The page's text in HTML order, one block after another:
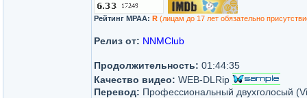
Рейтинг MPAA: R (лицам до 17 лет обязательно
Релиз от: NNMClub
Продолжительность: 01:44:35
Качество видео: WEB-DLRip
Перевод: Профессиональный двухголосый